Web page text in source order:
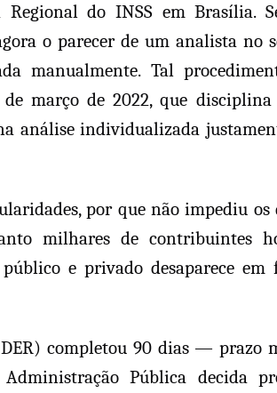
do INSS em Brasília.
o parecer de um analista no
manualmente. Tal
março de 2022, que
análise individualizada
por que não impediu os
milhares de contribuintes
e privado desaparece em
completou 90 dias — prazo
Pública decida